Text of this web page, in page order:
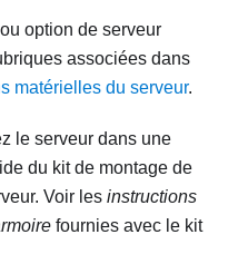
option de serveur
associées dans
matérielles du serveur.
le serveur dans une
du kit de montage de
Voir les instructions
fournies avec le kit